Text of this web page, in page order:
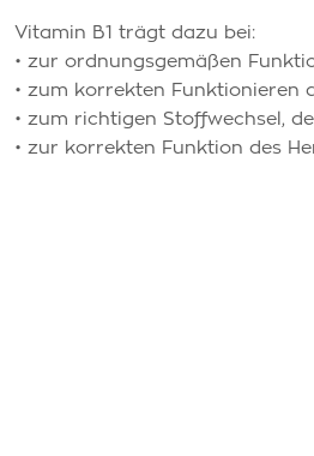
Vitamin B1 trägt dazu bei:
• zur ordnungsgemäßen
• zum korrekten Funktionieren
• zum richtigen Stoffwechsel,
• zur korrekten Funktion des